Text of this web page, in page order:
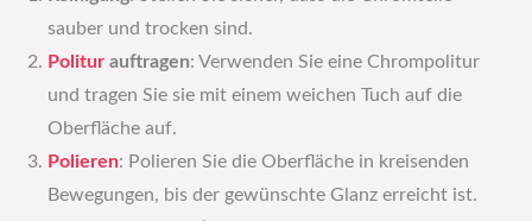
sauber und trocken sind.
Politur auftragen: Verwenden Sie eine Chrompolitur
und tragen Sie sie mit einem weichen Tuch auf die
Oberfläche auf.
Polieren: Polieren Sie die Oberfläche in kreisenden
Bewegungen, bis der gewünschte Glanz erreicht ist.